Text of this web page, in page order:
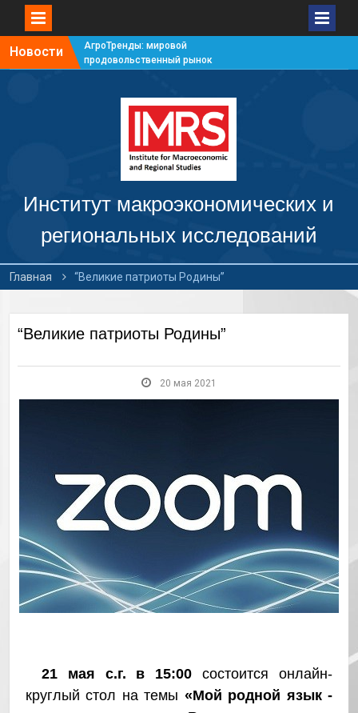
Новости
АгроТренды: мировой
продовольственный рынок
продовольственный рынок
АгроТренды: мировой
продовольственный рынок
АгроТренды: мировой
#4
Институт макроэкономических и
региональных исследований
Главная “Великие патриоты Родины”
“Великие патриоты Родины”
20 мая 2021
21 мая с.г. в 15:00 состоится онлайн-
круглый стол на темы «Мой родной язык -